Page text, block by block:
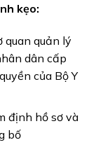
kẹo:
quan quản lý
dân cấp
của Bộ Y
định hồ sơ và
bố